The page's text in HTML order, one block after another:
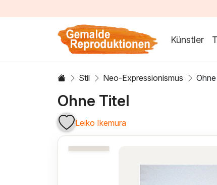
Künstler
Stil Neo-Expressionismus
Ohne Titel
Leiko Ikemura